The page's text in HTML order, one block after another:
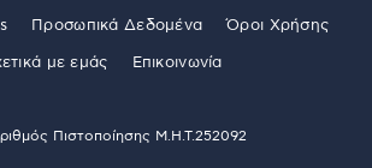
Προσωπικά Δεδομένα Όροι Χρήσης
με εμάς Επικοινωνία
Πιστοποίησης Μ.Η.Τ.252092